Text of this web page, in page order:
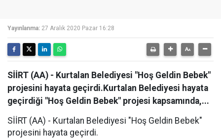
Yayınlanma: 27 Aralık 2020 Pazar 16:28
SİİRT (AA) - Kurtalan Belediyesi "Hoş Geldin Bebek"
projesini hayata geçirdi.Kurtalan Belediyesi hayata
geçirdiği "Hoş Geldin Bebek" projesi kapsamında,...
SİİRT (AA) - Kurtalan Belediyesi "Hoş Geldin Bebek"
projesini hayata geçirdi.